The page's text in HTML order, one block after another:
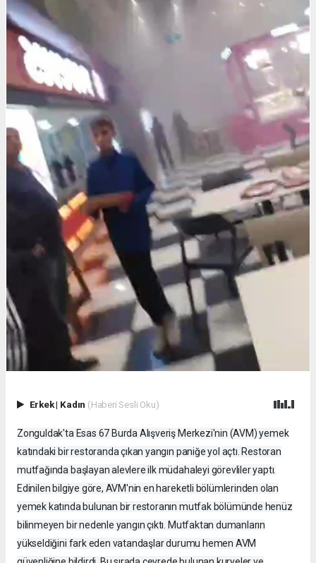
Erkek| Kadın (Haberi Sesli Oku)
Zonguldak'ta Esas 67 Burda Alışveriş Merkezi'nin (AVM) yemek
katındaki bir restoranda çıkan yangın paniğe yol açtı. Restoran
mutfağında başlayan alevlere ilk müdahaleyi görevliler yaptı.
Edinilen bilgiye göre, AVM'nin en hareketli bölümlerinden olan
yemek katında bulunan bir restoranın mutfak bölümünde henüz
bilinmeyen bir nedenle yangın çıktı. Mutfaktan dumanların
yükseldiğini fark eden vatandaşlar durumu hemen AVM